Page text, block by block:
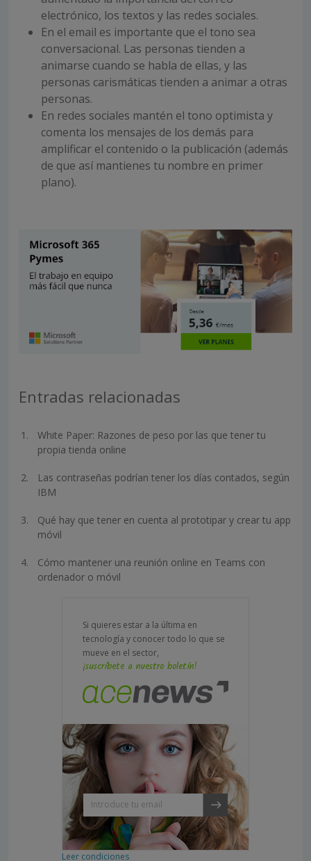
electrónico, los textos y las redes sociales.
En el email es importante que el tono sea
conversacional. Las personas tienden a
animarse cuando se habla de ellas, y las
personas carismáticas tienden a animar a otras
personas.
En redes sociales mantén el tono optimista y
comenta los mensajes de los demás para
amplificar el contenido o la publicación (además
de que así mantienes tu nombre en primer
plano).
Entradas relacionadas
White Paper: Razones de peso por las que tener tu
propia tienda online
Las contraseñas podrían tener los días contados, según
IBM
Qué hay que tener en cuenta al prototipar y crear tu app
móvil
Cómo mantener una reunión online en Teams con
ordenador o móvil
Si quieres estar a la última en
tecnología y conocer todo lo que se
mueve en el sector,
¡suscríbete a nuestro boletín!
Leer condiciones